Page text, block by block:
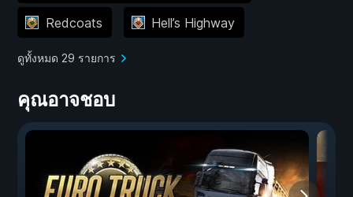
Redcoats Hell’s Highway
ดูทั้งหมด 29 รายการ
คุณอาจชอบ